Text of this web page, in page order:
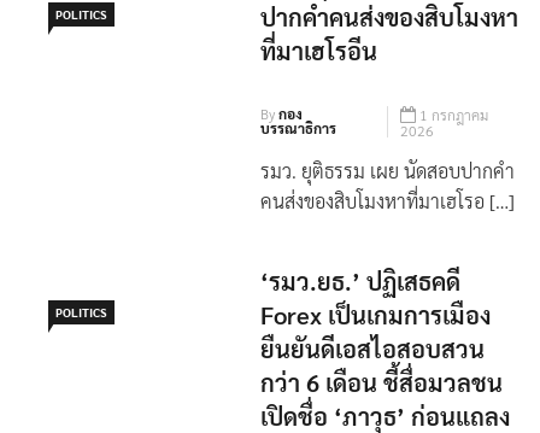
POLITICS
ปากคำคนส่งของสิบโมงหา
ที่มาเฮโรอีน
Byกอง
บรรณาธิการ
1 กรกฎาคม
2026
รมว. ยุติธรรม เผย นัดสอบปากคำ
คนส่งของสิบโมงหาที่มาเฮโรอ […]
POLITICS
‘รมว.ยธ.’ ปฏิเสธคดี
Forex เป็นเกมการเมือง
ยืนยันดีเอสไอสอบสวน
กว่า 6 เดือน ชี้สื่อมวลชน
เปิดชื่อ ‘ภาวุธ’ ก่อนแถลง